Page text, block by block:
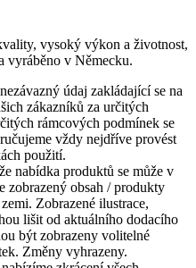
vysoký výkon a životnost,
vyráběno v Německu.
údaj zakládající se na
zákazníků za určitých
rámcových podmínek se
vždy nejdříve provést
použití.
nabídka produktů se může v
zobrazený obsah / produkty
Zobrazené ilustrace,
lišit od aktuálního dodacího
být zobrazeny volitelné
Změny vyhrazeny.